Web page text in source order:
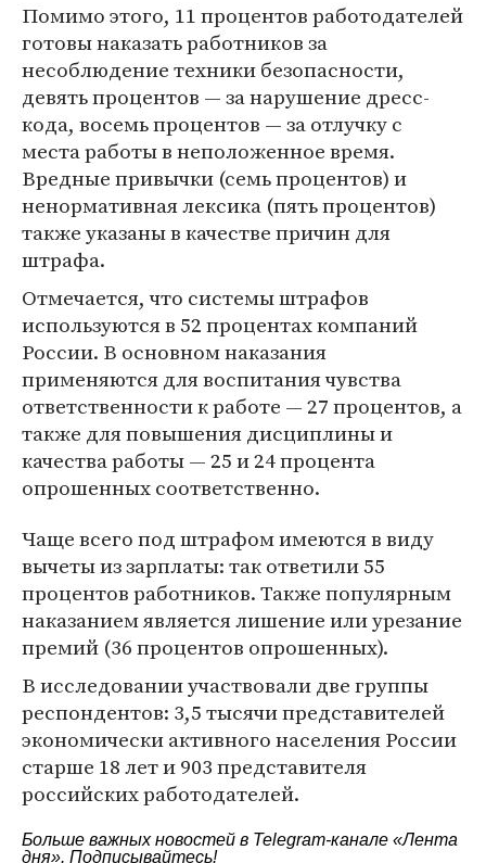
Помимо этого, 11 процентов работодателей
готовы наказать работников за
несоблюдение техники безопасности,
девять процентов — за нарушение дресс-
кода, восемь процентов — за отлучку с
места работы в неположенное время.
Вредные привычки (семь процентов) и
ненормативная лексика (пять процентов)
также указаны в качестве причин для
штрафа.
Отмечается, что системы штрафов
используются в 52 процентах компаний
России. В основном наказания
применяются для воспитания чувства
ответственности к работе — 27 процентов, а
также для повышения дисциплины и
качества работы — 25 и 24 процента
опрошенных соответственно.
Чаще всего под штрафом имеются в виду
вычеты из зарплаты: так ответили 55
процентов работников. Также популярным
наказанием является лишение или урезание
премий (36 процентов опрошенных).
В исследовании участвовали две группы
респондентов: 3,5 тысячи представителей
экономически активного населения России
старше 18 лет и 903 представителя
российских работодателей.
Больше важных новостей в Telegram-канале «Лента
дня». Подписывайтесь!